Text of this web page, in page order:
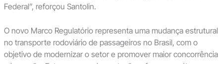
Federal”, reforçou Santolin.
O novo Marco Regulatório representa uma mudança estrutural
no transporte rodoviário de passageiros no Brasil, com o
objetivo de modernizar o setor e promover maior concorrência